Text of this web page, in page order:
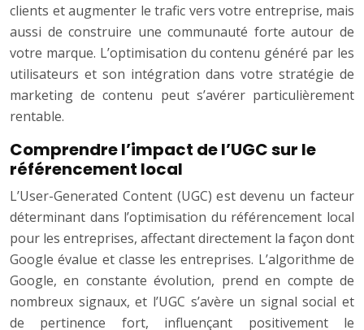
clients et augmenter le trafic vers votre entreprise, mais
aussi de construire une communauté forte autour de
votre marque. L’optimisation du contenu généré par les
utilisateurs et son intégration dans votre stratégie de
marketing de contenu peut s’avérer particulièrement
rentable.
Comprendre l’impact de l’UGC sur le
référencement local
L’User-Generated Content (UGC) est devenu un facteur
déterminant dans l’optimisation du référencement local
pour les entreprises, affectant directement la façon dont
Google évalue et classe les entreprises. L’algorithme de
Google, en constante évolution, prend en compte de
nombreux signaux, et l’UGC s’avère un signal social et
de pertinence fort, influençant positivement le